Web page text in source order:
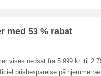
med 53 % rabat
vises nedsat fra 5.999 kr. til
prisbesparelse på